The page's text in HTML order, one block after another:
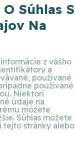
Súhlas S
Na
z vášho
a
používané
používané
Niektorí
údaje na
môžete
Súhlas môžete
tejto stránky alebo